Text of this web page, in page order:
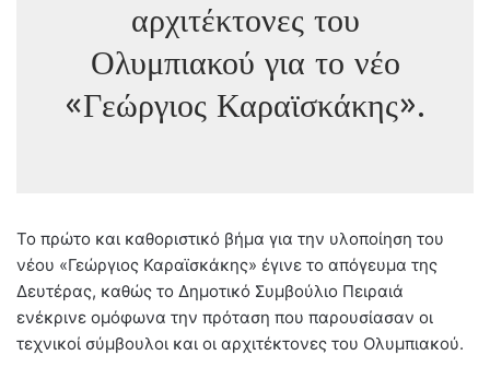
αρχιτέκτονες του
Ολυμπιακού για το νέο
«Γεώργιος Καραϊσκάκης».
Το πρώτο και καθοριστικό βήμα για την υλοποίηση του
νέου «Γεώργιος Καραϊσκάκης» έγινε το απόγευμα της
Δευτέρας, καθώς το Δημοτικό Συμβούλιο Πειραιά
ενέκρινε ομόφωνα την πρόταση που παρουσίασαν οι
τεχνικοί σύμβουλοι και οι αρχιτέκτονες του Ολυμπιακού.